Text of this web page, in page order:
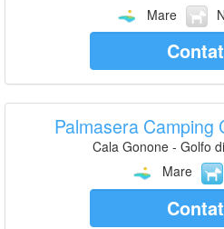
Mare
Palmasera Camping
Cala Gonone - Golfo
Mare